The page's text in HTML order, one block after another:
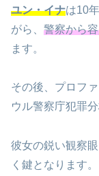
ユン・イナは10
がら、 警察から
ます。
その後、プロフ
ウル警察庁犯罪
彼女の鋭い観察
く鍵となります。